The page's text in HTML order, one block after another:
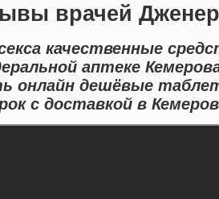
врачей
качественные
аптеке
онлайн дешёвые
с доставкой в